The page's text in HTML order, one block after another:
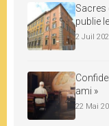
Sacres
publie
2 Juil
ami »
22 Mai